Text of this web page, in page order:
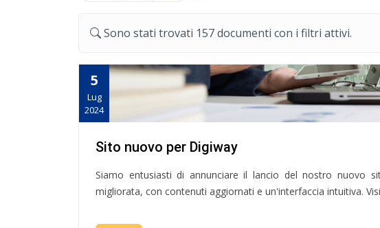
Sono stati trovati 157 documenti con i filtri attivi.
5
Lug
2024
Sito nuovo per Digiway
Siamo entusiasti di annunciare il lancio del nostro nuovo
migliorata, con contenuti aggiornati e un'interfaccia intuitiva.